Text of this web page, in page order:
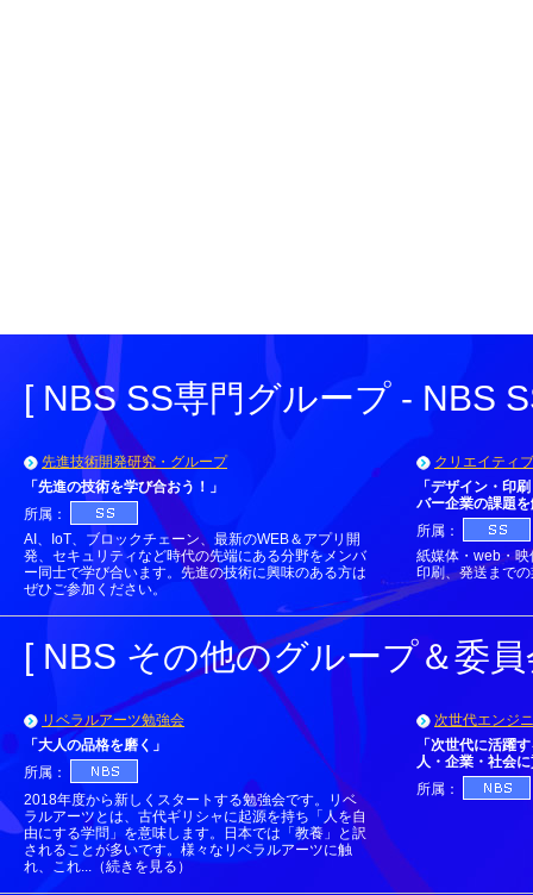
[ NBS SS専門グループ - NBS
先進技術開発研究・グループ
「先進の技術を学び合おう！」
所属：
AI、IoT、ブロックチェーン、最新のWEB＆アプリ開
発、セキュリティなど時代の先端にある分野をメンバ
ー同士で学び合います。先進の技術に興味のある方は
ぜひご参加ください。
クリエイティ
「デザイン・印
バー企業の課題
所属：
紙媒体・web・
印刷、発送まで
[ NBS その他のグループ＆委
リベラルアーツ勉強会
「大人の品格を磨く」
所属：
2018年度から新しくスタートする勉強会です。リベ
ラルアーツとは、古代ギリシャに起源を持ち「人を自
由にする学問」を意味します。日本では「教養」と訳
されることが多いです。様々なリベラルアーツに触
れ、これ...（続きを見る）
次世代エンジ
「次世代に活躍
人・企業・社会
所属：